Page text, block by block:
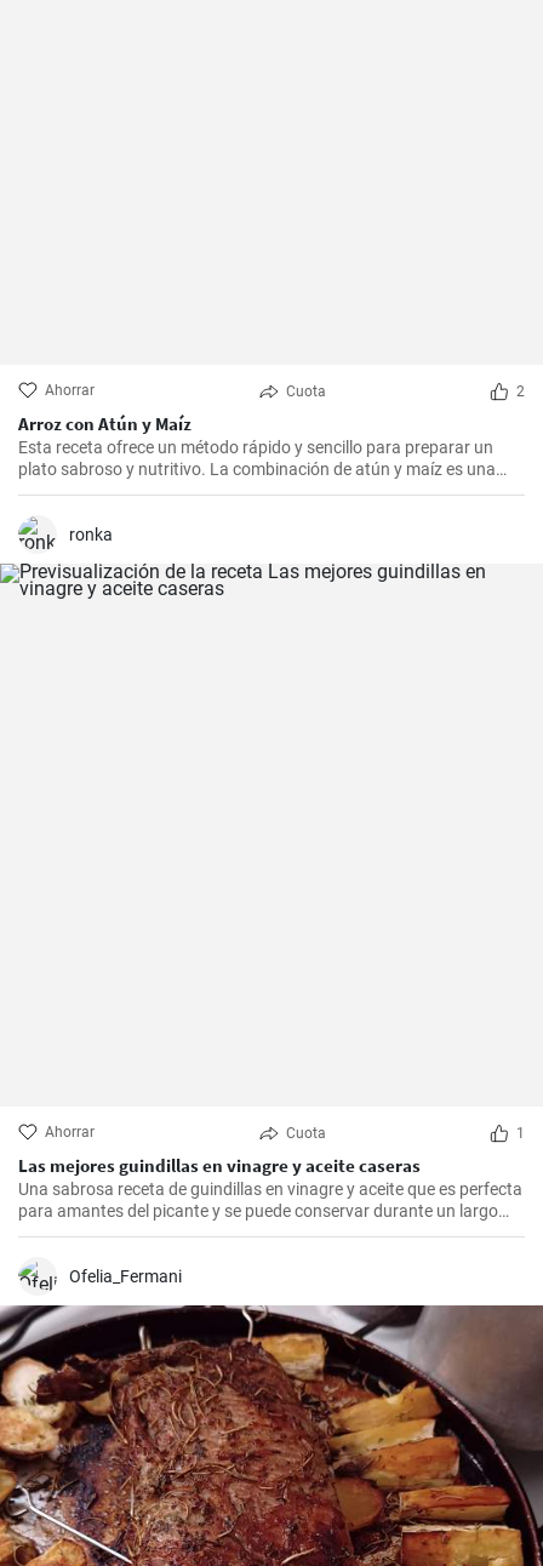
Ahorrar Cuota 2
Arroz con Atún y Maíz
Esta receta ofrece un método rápido y sencillo para preparar un
plato sabroso y nutritivo. La combinación de atún y maíz es una
excelente manera de agregar algo de proteína y color a nuestra
dieta diaria.
ronka
Ahorrar Cuota 1
Las mejores guindillas en vinagre y aceite caseras
Una sabrosa receta de guindillas en vinagre y aceite que es perfecta
para amantes del picante y se puede conservar durante un largo
periodo de tiempo.
Ofelia_Fermani